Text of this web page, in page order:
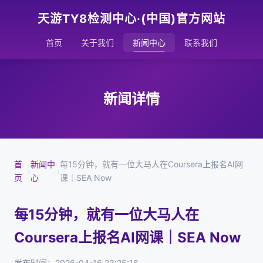
天游TY8检测中心·(中国)官方网站
首页 关于我们 新闻中心 联系我们
新闻详情
首
页
›
新闻中
心
›
每15分钟，就有一位大马人在Coursera上报名AI网
课｜SEA Now
每15分钟，就有一位大马人在
Coursera上报名AI网课｜SEA Now